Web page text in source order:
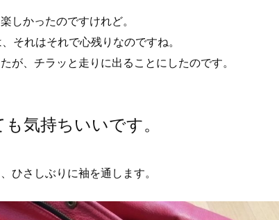
しかったのですけれど。
それはそれで心残りなのですね。
が、チラッと走りに出ることにしたのです。
気持ちいいです。
ひさしぶりに袖を通します。